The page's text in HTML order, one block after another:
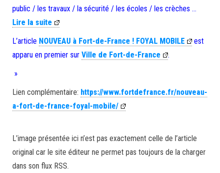
public / les travaux / la sécurité / les écoles / les crèches …
Lire la suite
L’article NOUVEAU à Fort-de-France ! FOYAL MOBILE
est
apparu en premier sur Ville de Fort-de-France
.
»
Lien complémentaire: https://www.fortdefrance.fr/nouveau-
a-fort-de-france-foyal-mobile/
L’image présentée ici n’est pas exactement celle de l’article
original car le site éditeur ne permet pas toujours de la charger
dans son flux RSS.